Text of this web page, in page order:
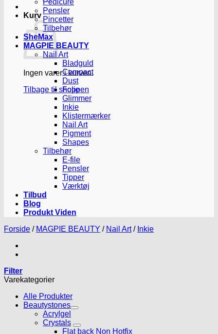
Kurv
Ingen varer i kurven.
Tilbage til shoppen
Pedicure
Pensler
Pincetter
Tilbehør
SheMax
MAGPIE BEAUTY
Nail Art
Bladguld
Compact
Dust
Folie
Glimmer
Inkie
Klistermærker
Nail Art
Pigment
Shapes
Tilbehør
E-file
Pensler
Tipper
Værktøj
Tilbud
Blog
Produkt Viden
Forside / MAGPIE BEAUTY / Nail Art / Inkie
Filter
Varekategorier
Alle Produkter
Beautystones
Acrylgel
Crystals
Flat back Non Hotfix